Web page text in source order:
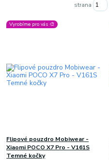
strana
Vyrobíme pro vás 🎨
Flipové pouzdro Mobiwear -
Xiaomi POCO X7 Pro - V161S
Temné kočky